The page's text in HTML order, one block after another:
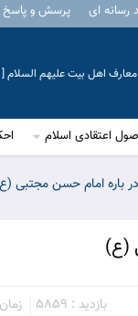
رسانه ای پرسش و
معارف اهل بیت علیهم
اعتقادی اسلام
باره امام حسن مجتبی
(ع)
بازدید : 5859 زمان